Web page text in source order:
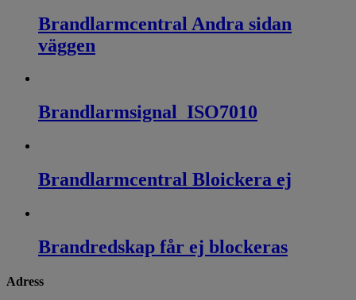
Brandlarmcentral Andra sidan
väggen
Brandlarmsignal_ISO7010
Brandlarmcentral Bloickera ej
Brandredskap får ej blockeras
Adress